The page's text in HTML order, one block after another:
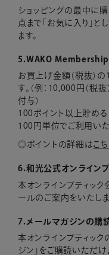
ショッピングの最中に
点まで「お気に入り」と
ます。
5.WAKO Membership
お買上げ金額（税抜）
す。（例：10,000円（
付与）
100ポイント以上貯める
100円単位でご利用いた
ポイントの詳細はこ
6.和光公式オンライン
本オンラインブティック
ールのご案内をいたしま
7.メールマガジンの購
本オンラインブティッ
ジン」をご購読いただ